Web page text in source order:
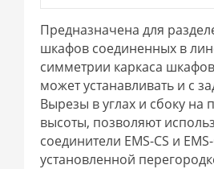
Предназначена для
шкафов соединенных в
симметрии каркаса
может устанавливать и с
Вырезы в углах и сбоку на
высоты, позволяют
соединители EMS-CS и
установленной